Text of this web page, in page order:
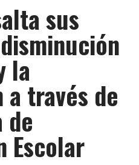
sus
la
través de
de
Escolar